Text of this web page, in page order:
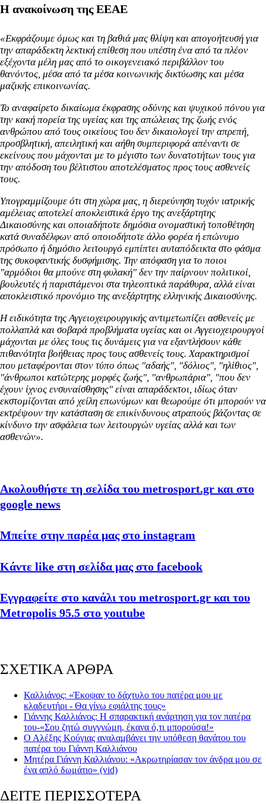
Η ανακοίνωση της ΕΕΑΕ
«Εκφράζουμε όμως και τη βαθιά μας θλίψη και απογοήτευσή για
την απαράδεκτη λεκτική επίθεση που υπέστη ένα από τα πλέον
εξέχοντα μέλη μας από το οικογενειακό περιβάλλον του
θανόντος, μέσα από τα μέσα κοινωνικής δικτύωσης και μέσα
μαζικής επικοινωνίας.
Το αναφαίρετο δικαίωμα έκφρασης οδύνης και ψυχικού πόνου για
την κακή πορεία της υγείας και της απώλειας της ζωής ενός
ανθρώπου από τους οικείους του δεν δικαιολογεί την απρεπή,
προσβλητική, απειλητική και αήθη συμπεριφορά απέναντι σε
εκείνους που μάχονται με το μέγιστο των δυνατοτήτων τους για
την απόδοση του βέλτιστου αποτελέσματος προς τους ασθενείς
τους.
Υπογραμμίζουμε ότι στη χώρα μας, η διερεύνηση τυχόν ιατρικής
αμέλειας αποτελεί αποκλειστικά έργο της ανεξάρτητης
Δικαιοσύνης και οποιαδήποτε δημόσια ονομαστική τοποθέτηση
κατά συναδέλφων από οποιοδήποτε άλλο φορέα ή επώνυμο
πρόσωπο ή δημόσιο λειτουργό εμπίπτει αυταπόδεικτα στο φάσμα
της συκοφαντικής δυσφήμισης. Την απόφαση για το ποιοι
"αρμόδιοι θα μπούνε στη φυλακή" δεν την παίρνουν πολιτικοί,
βουλευτές ή παριστάμενοι στα τηλεοπτικά παράθυρα, αλλά είναι
αποκλειστικό προνόμιο της ανεξάρτητης ελληνικής Δικαιοσύνης.
Η ειδικότητα της Αγγειοχειρουργικής αντιμετωπίζει ασθενείς με
πολλαπλά και σοβαρά προβλήματα υγείας και οι Αγγειοχειρουργοί
μάχονται με όλες τους τις δυνάμεις για να εξαντλήσουν κάθε
πιθανότητα βοήθειας προς τους ασθενείς τους. Χαρακτηρισμοί
που μεταφέρονται στον τύπο όπως "αδαής", "δόλιος", "ηλίθιος",
"άνθρωποι κατώτερης μορφές ζωής", "ανθρωπάρια", "που δεν
έχουν ίχνος ενσυναίσθησης" είναι απαράδεκτοι, ιδίως όταν
εκστομίζονται από χείλη επωνύμων και θεωρούμε ότι μπορούν να
εκτρέψουν την κατάσταση σε επικίνδυνους ατραπούς βάζοντας σε
κίνδυνο την ασφάλεια των λειτουργών υγείας αλλά και των
ασθενών».
Ακολουθήστε τη σελίδα του metrosport.gr και στο
google news
Μπείτε στην παρέα μας στο instagram
Κάντε like στη σελίδα μας στο facebook
Εγγραφείτε στο κανάλι του metrosport.gr και του
Metropolis 95.5 στο youtube
ΣΧΕΤΙΚΑ ΑΡΘΡΑ
Καλλιάνος: «Έκοψαν το δάχτυλο του πατέρα μου με
κλαδευτήρι - Θα γίνω εφιάλτης τους»
Γιάννης Καλλιάνος: Η σπαρακτική ανάρτηση για τον πατέρα
του-«Σου ζητώ συγγνώμη, έκανα ό,τι μπορούσα!»
Ο Αλέξης Κούγιας αναλαμβάνει την υπόθεση θανάτου του
πατέρα του Γιάννη Καλλιάνου
Μητέρα Γιάννη Καλλιάνου: «Ακρωτηρίασαν τον άνδρα μου σε
ένα απλό δωμάτιο» (vid)
ΔΕΙΤΕ ΠΕΡΙΣΣΟΤΕΡΑ